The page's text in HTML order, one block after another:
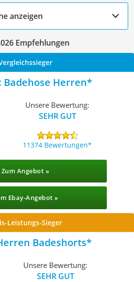
anzeigen
Empfehlungen
Badehose Herren
Unsere Bewertung:
SEHR GUT
11374 Bewertungen
Zum Angebot »
Ebay-Angebot »
Leistungs-Sieger
Badeshorts
Unsere Bewertung:
SEHR GUT